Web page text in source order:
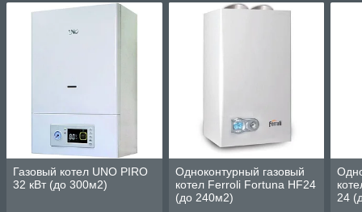
Газовый котел UNO PIRO
32 кВт (до 300м2)
Одноконтурный газовый
котел Ferroli Fortuna HF24
(до 240м2)
24